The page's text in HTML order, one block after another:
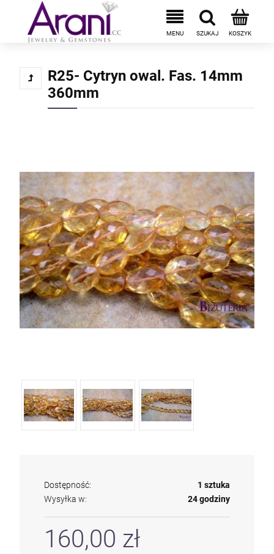
R25- Cytryn owal. Fas. 14mm
360mm
Dostępność:
1 sztuka
Wysyłka w:
24 godziny
160,00 zł